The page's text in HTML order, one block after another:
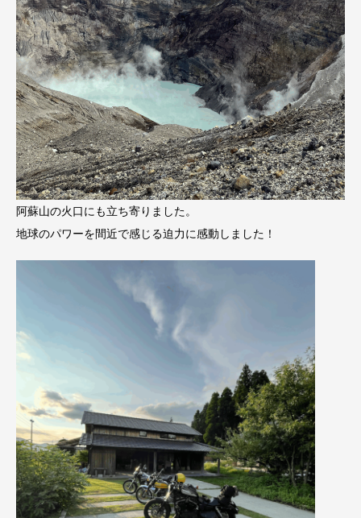
阿蘇山の火口にも立ち寄りました。
地球のパワーを間近で感じる迫力に感動しました！